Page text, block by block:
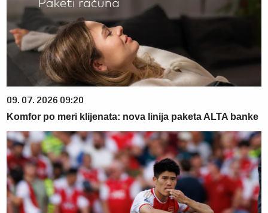
09. 07. 2026 09:20
Komfor po meri klijenata: nova linija paketa ALTA banke